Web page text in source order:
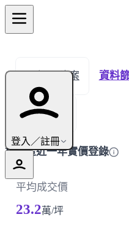
登入／註冊
← 返回建案 資料
成交明細
梧棲區近一年實價登錄
平均成交價
23.2萬/坪